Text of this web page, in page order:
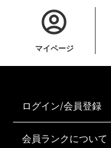
マイページ
ログイン/会員登録
会員ランクについて